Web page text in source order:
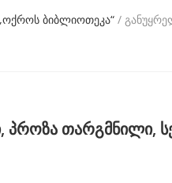
ბიბლიოთეკა“ /
, პროზა თარგმნილი,